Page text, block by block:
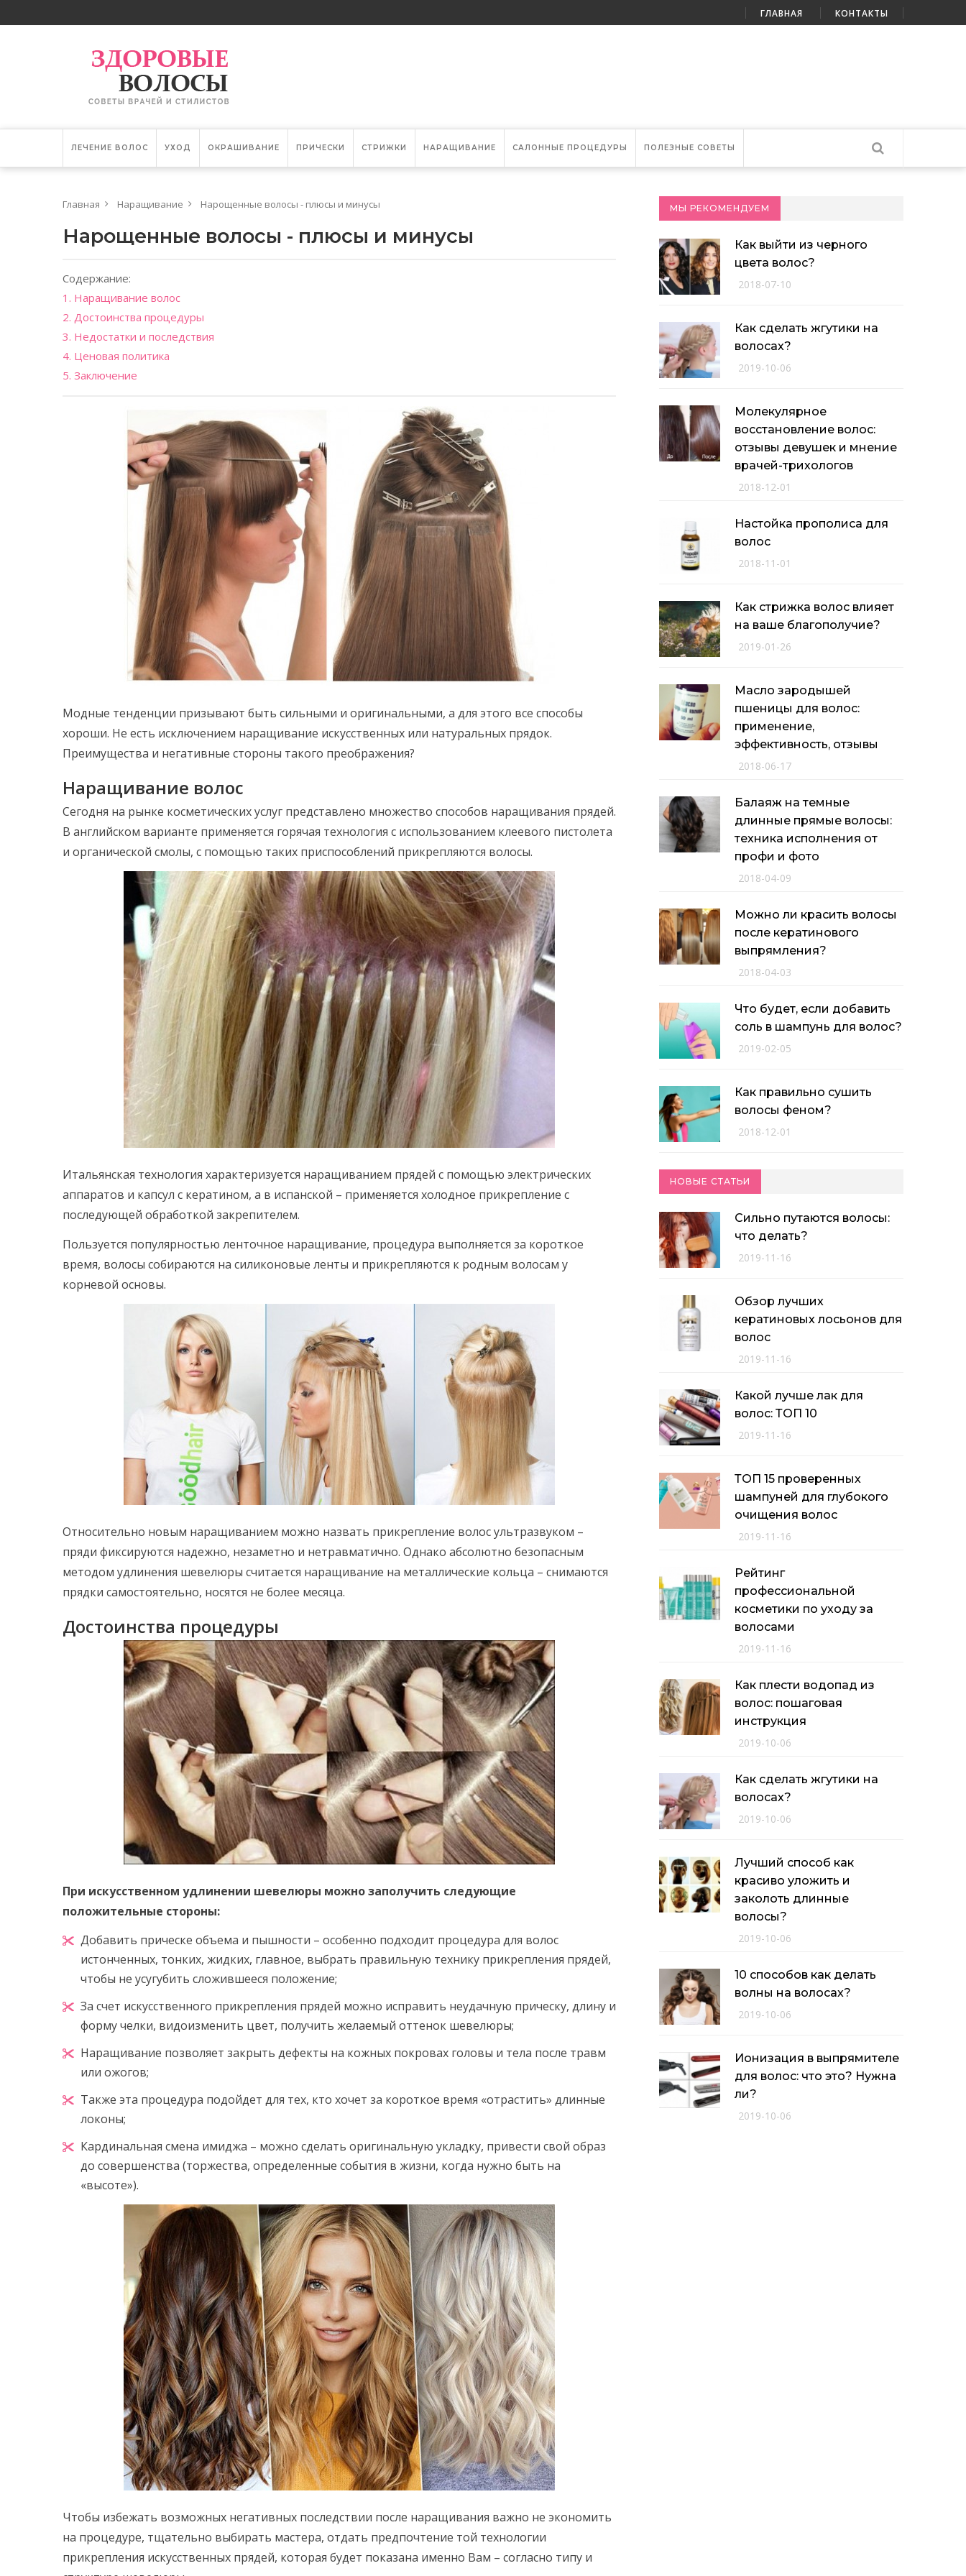
ГЛАВНАЯ КОНТАКТЫ
ЛЕЧЕНИЕ ВОЛОС УХОД ОКРАШИВАНИЕ ПРИЧЕСКИ СТРИЖКИ НАРАЩИВАНИЕ САЛОННЫЕ ПРОЦЕДУРЫ ПОЛЕЗНЫЕ СОВЕТЫ
Главная Наращивание Нарощенные волосы - плюсы и минусы
Нарощенные волосы - плюсы и минусы
Содержание:
1. Наращивание волос
2. Достоинства процедуры
3. Недостатки и последствия
4. Ценовая политика
5. Заключение
Модные тенденции призывают быть сильными и оригинальными, а для этого все способы
хороши. Не есть исключением наращивание искусственных или натуральных прядок.
Преимущества и негативные стороны такого преображения?
Наращивание волос
Сегодня на рынке косметических услуг представлено множество способов наращивания прядей.
В английском варианте применяется горячая технология с использованием клеевого пистолета
и органической смолы, с помощью таких приспособлений прикрепляются волосы.
Итальянская технология характеризуется наращиванием прядей с помощью электрических
аппаратов и капсул с кератином, а в испанской – применяется холодное прикрепление с
последующей обработкой закрепителем.
Пользуется популярностью ленточное наращивание, процедура выполняется за короткое
время, волосы собираются на силиконовые ленты и прикрепляются к родным волосам у
корневой основы.
Относительно новым наращиванием можно назвать прикрепление волос ультразвуком –
пряди фиксируются надежно, незаметно и нетравматично. Однако абсолютно безопасным
методом удлинения шевелюры считается наращивание на металлические кольца – снимаются
прядки самостоятельно, носятся не более месяца.
Достоинства процедуры
При искусственном удлинении шевелюры можно заполучить следующие
положительные стороны:
Добавить прическе объема и пышности – особенно подходит процедура для волос
истонченных, тонких, жидких, главное, выбрать правильную технику прикрепления прядей,
чтобы не усугубить сложившееся положение;
За счет искусственного прикрепления прядей можно исправить неудачную прическу, длину и
форму челки, видоизменить цвет, получить желаемый оттенок шевелюры;
Наращивание позволяет закрыть дефекты на кожных покровах головы и тела после травм
или ожогов;
Также эта процедура подойдет для тех, кто хочет за короткое время «отрастить» длинные
локоны;
Кардинальная смена имиджа – можно сделать оригинальную укладку, привести свой образ
до совершенства (торжества, определенные события в жизни, когда нужно быть на
«высоте»).
Чтобы избежать возможных негативных последствии после наращивания важно не экономить
на процедуре, тщательно выбирать мастера, отдать предпочтение той технологии
прикрепления искусственных прядей, которая будет показана именно Вам – согласно типу и
МЫ РЕКОМЕНДУЕМ
Как выйти из черного
цвета волос?
2018-07-10
Как сделать жгутики на
волосах?
2019-10-06
Молекулярное
восстановление волос:
отзывы девушек и мнение
врачей-трихологов
2018-12-01
Настойка прополиса для
волос
2018-11-01
Как стрижка волос влияет
на ваше благополучие?
2019-01-26
Масло зародышей
пшеницы для волос:
применение,
эффективность, отзывы
2018-06-17
Балаяж на темные
длинные прямые волосы:
техника исполнения от
профи и фото
2018-04-09
Можно ли красить волосы
после кератинового
выпрямления?
2018-04-03
Что будет, если добавить
соль в шампунь для волос?
2019-02-05
Как правильно сушить
волосы феном?
2018-12-01
НОВЫЕ СТАТЬИ
Сильно путаются волосы:
что делать?
2019-11-16
Обзор лучших
кератиновых лосьонов для
волос
2019-11-16
Какой лучше лак для
волос: ТОП 10
2019-11-16
ТОП 15 проверенных
шампуней для глубокого
очищения волос
2019-11-16
Рейтинг
профессиональной
косметики по уходу за
волосами
2019-11-16
Как плести водопад из
волос: пошаговая
инструкция
2019-10-06
Как сделать жгутики на
волосах?
2019-10-06
Лучший способ как
красиво уложить и
заколоть длинные
волосы?
2019-10-06
10 способов как делать
волны на волосах?
2019-10-06
Ионизация в выпрямителе
для волос: что это? Нужна
ли?
2019-10-06